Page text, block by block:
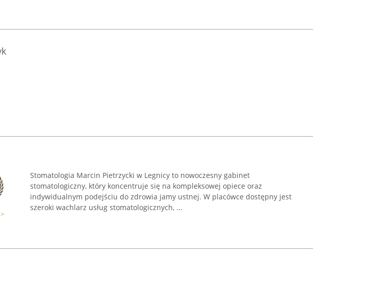
Stomatologia Marcin Pietrzycki w Legnicy to nowoczesny gabinet
stomatologiczny, który koncentruje się na kompleksowej opiece oraz
indywidualnym podejściu do zdrowia jamy ustnej. W placówce dostępny jest
szeroki wachlarz usług stomatologicznych, ...